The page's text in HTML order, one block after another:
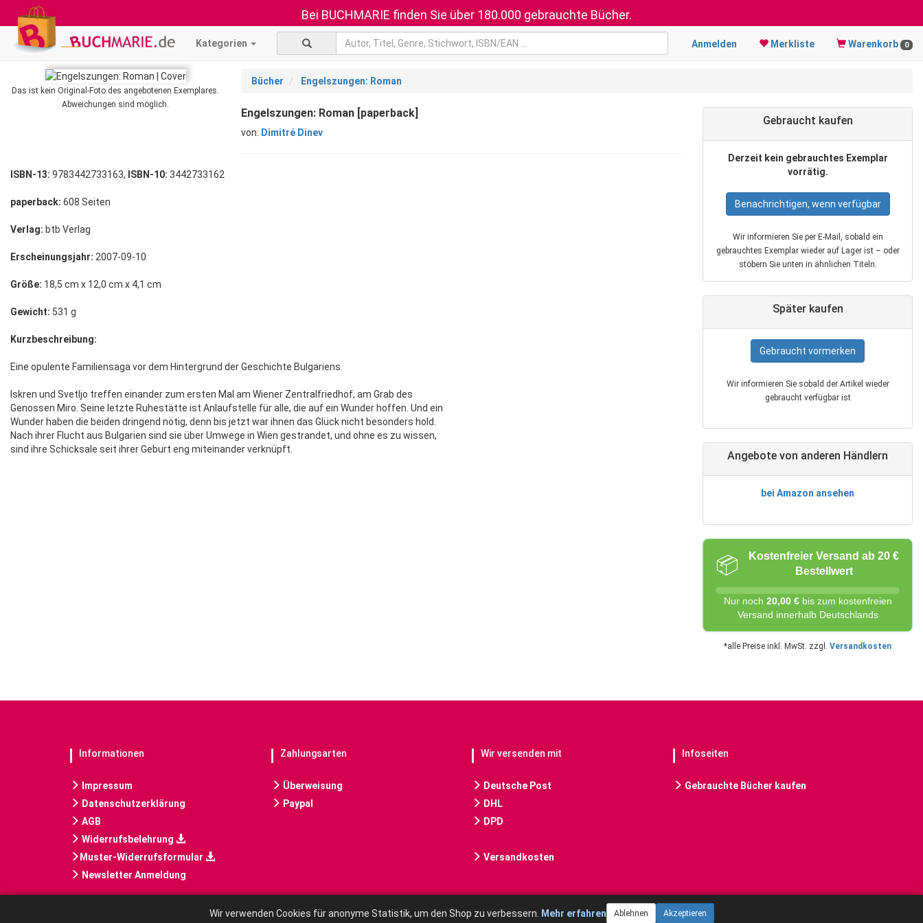
Bei BUCHMARIE finden Sie über 180.000 gebrauchte Bücher.
Kategorien Anmelden Merkliste Warenkorb 0
Das ist kein Original-Foto des angebotenen Exemplares.
Abweichungen sind möglich.
Bücher Engelszungen: Roman
Engelszungen: Roman [paperback]
von: Dimitré Dinev
Gebraucht kaufen
Derzeit kein gebrauchtes Exemplar
vorrätig.
Benachrichtigen, wenn verfügbar
Wir informieren Sie per E‑Mail, sobald ein
gebrauchtes Exemplar wieder auf Lager ist – oder
stöbern Sie unten in ähnlichen Titeln.
Später kaufen
Gebraucht vormerken
Wir informieren Sie sobald der Artikel wieder
gebraucht verfügbar ist
Angebote von anderen Händlern
bei Amazon ansehen
📦
Kostenfreier Versand ab 20 €
Bestellwert
Nur noch 20,00 €bis zum kostenfreien
Versand innerhalb Deutschlands
*alle Preise inkl. MwSt. zzgl. Versandkosten
ISBN-13: 9783442733163, ISBN-10: 3442733162
paperback: 608 Seiten
Verlag: btb Verlag
Erscheinungsjahr: 2007-09-10
Größe: 18,5 cm x 12,0 cm x 4,1 cm
Gewicht: 531 g
Kurzbeschreibung:
Eine opulente Familiensaga vor dem Hintergrund der Geschichte Bulgariens.
Iskren und Svetljo treffen einander zum ersten Mal am Wiener Zentralfriedhof, am Grab des
Genossen Miro. Seine letzte Ruhestätte ist Anlaufstelle für alle, die auf ein Wunder hoffen. Und ein
Wunder haben die beiden dringend nötig, denn bis jetzt war ihnen das Glück nicht besonders hold.
Nach ihrer Flucht aus Bulgarien sind sie über Umwege in Wien gestrandet, und ohne es zu wissen,
sind ihre Schicksale seit ihrer Geburt eng miteinander verknüpft.
Informationen
Impressum
Datenschutzerklärung
AGB
Widerrufsbelehrung
Muster-Widerrufsformular
Newsletter Anmeldung
Zahlungsarten
Überweisung
Paypal
Wir versenden mit
Deutsche Post
DHL
DPD
Versandkosten
Infoseiten
Gebrauchte Bücher kaufen
Wir verwenden Cookies für anonyme Statistik, um den Shop zu verbessern. Mehr erfahren Ablehnen Akzeptieren